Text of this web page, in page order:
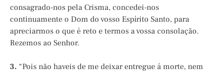
consagrado-nos pela Crisma, concedei-nos
continuamente o Dom do vosso Espírito Santo, para
apreciarmos o que é reto e termos a vossa consolação.
Rezemos ao Senhor.
3. “Pois não haveis de me deixar entregue á morte, nem